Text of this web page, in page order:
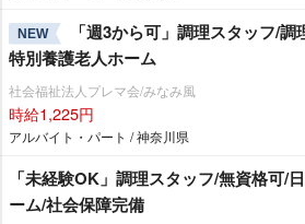
NEW
「週3から可」調理スタッフ/
特別養護老人ホーム
社会福祉法人プレマ会/みなみ風
時給1,225円
アルバイト・パート / 神奈川県
「未経験OK」調理スタッフ/無資格可/
ーム/社会保障完備